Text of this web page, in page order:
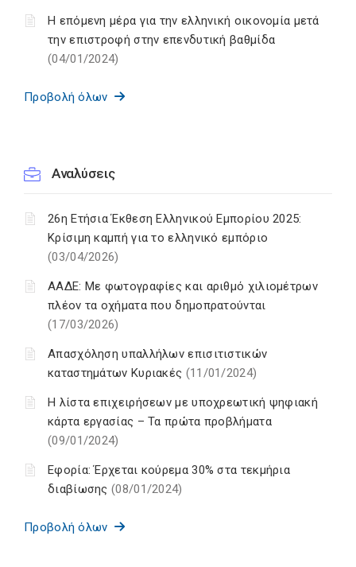
Η επόμενη μέρα για την ελληνική οικονομία μετά
την επιστροφή στην επενδυτική βαθμίδα
(04/01/2024)
Προβολή όλων
Αναλύσεις
26η Ετήσια Έκθεση Ελληνικού Εμπορίου 2025:
Κρίσιμη καμπή για το ελληνικό εμπόριο
(03/04/2026)
ΑΑΔΕ: Με φωτογραφίες και αριθμό χιλιομέτρων
πλέον τα οχήματα που δημοπρατούνται
(17/03/2026)
Απασχόληση υπαλλήλων επισιτιστικών
καταστημάτων Κυριακές (11/01/2024)
H λίστα επιχειρήσεων με υποχρεωτική ψηφιακή
κάρτα εργασίας – Τα πρώτα προβλήματα
(09/01/2024)
Εφορία: Έρχεται κούρεμα 30% στα τεκμήρια
διαβίωσης (08/01/2024)
Προβολή όλων